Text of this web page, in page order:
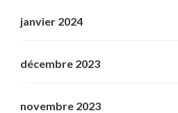
janvier 2024
décembre 2023
novembre 2023